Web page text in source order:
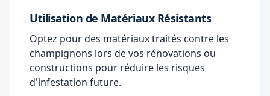
Utilisation de Matériaux Résistants
Optez pour des matériaux traités contre les
champignons lors de vos rénovations ou
constructions pour réduire les risques
d'infestation future.